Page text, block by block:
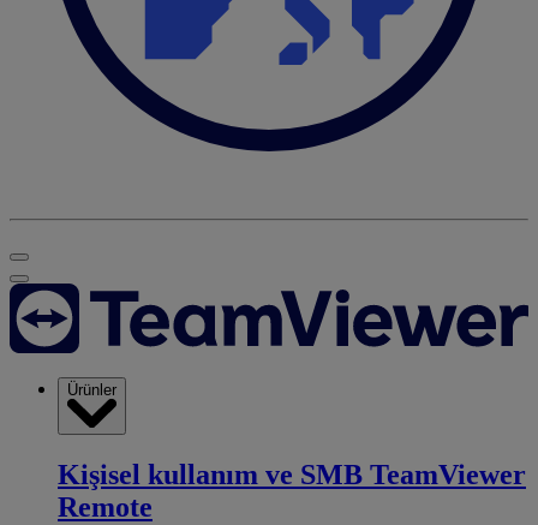
Ürünler
Kişisel kullanım ve SMB TeamViewer
Remote